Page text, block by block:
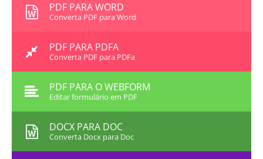
PDF PARA WORD
Converta PDF para Word
PDF PARA PDFA
Converta PDF para PDFa
PDF PARA O WEBFORM
Editar formulário em PDF
DOCX PARA DOC
Converta Docx para Doc